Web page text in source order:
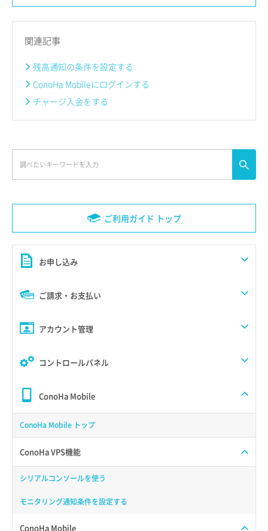
ご利用ガイド トップ
お申し込み
ご請求・お支払い
アカウント管理
コントロールパネル
ConoHa Mobile
ConoHa Mobile トップ
ConoHa VPS機能
シリアルコンソールを使う
モニタリング通知条件を設定する
ConoHa Mobile
関連記事
残高通知の条件を設定する
ConoHa Mobileにログインする
チャージ入金をする